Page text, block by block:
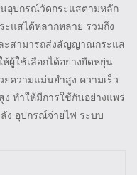
นอุปกรณ์วัดกระแสตามหลัก
แสได้หลากหลาย รวมถึง
ะสามารถส่งสัญญาณกระแส
ผู้ใช้เลือกได้อย่างยืดหยุ่น
ความแม่นยำสูง ความเร็ว
ทำให้มีการใช้กันอย่างแพร่
ง อุปกรณ์จ่ายไฟ ระบบ